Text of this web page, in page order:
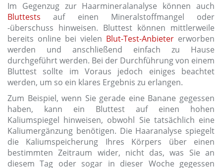
Im Gegenzug zur Haarmineralanalyse können auch
Bluttests auf einen Mineralstoffmangel oder
-überschuss hinweisen. Bluttest können mittlerweile
bereits online bei vielen Blut-Test-Anbieter erworben
werden und anschließend einfach zu Hause
durchgeführt werden. Bei der Durchführung von einem
Bluttest sollte im Voraus jedoch einiges beachtet
werden, um so ein klares Ergebnis zu erlangen.
Zum Beispiel, wenn Sie gerade eine Banane gegessen
haben, kann ein Bluttest auf einen hohen
Kaliumspiegel hinweisen, obwohl Sie tatsächlich eine
Kaliumergänzung benötigen. Die Haaranalyse spiegelt
die Kaliumspeicherung Ihres Körpers über einen
bestimmten Zeitraum wider, nicht das, was Sie an
diesem Tag oder sogar in dieser Woche gegessen